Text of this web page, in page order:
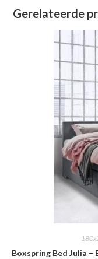
Gerelateerde
Boxspring Bed Julia –